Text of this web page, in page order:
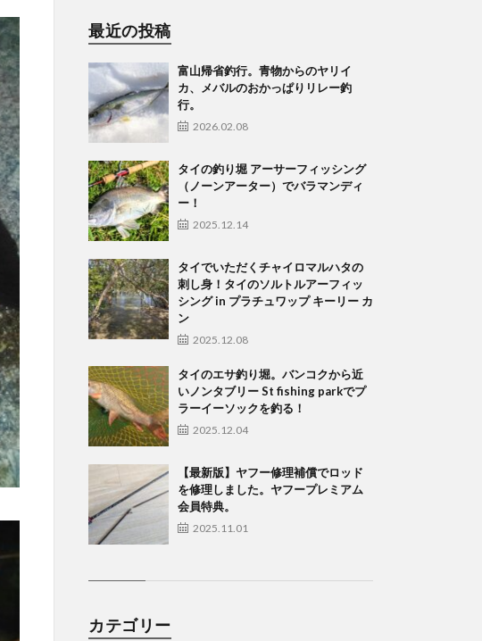
最近の投稿
富山帰省釣行。青物からのヤリイ
カ、メバルのおかっぱりリレー釣
行。
2026.02.08
タイの釣り堀 アーサーフィッシング
（ノーンアーター）でバラマンディ
ー！
2025.12.14
タイでいただくチャイロマルハタの
刺し身！タイのソルトルアーフィッ
シング in プラチュワップ キーリー カ
ン
2025.12.08
タイのエサ釣り堀。バンコクから近
いノンタブリー St fishing parkでプ
ラーイーソックを釣る！
2025.12.04
【最新版】ヤフー修理補償でロッド
を修理しました。ヤフープレミアム
会員特典。
2025.11.01
カテゴリー